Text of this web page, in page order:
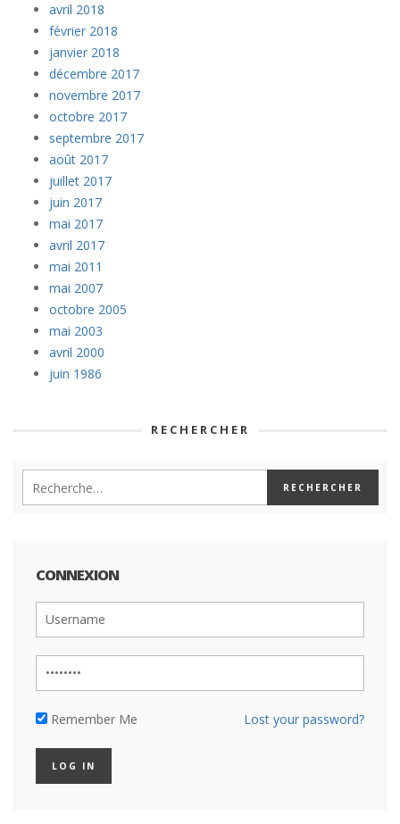
avril 2018
février 2018
janvier 2018
décembre 2017
novembre 2017
octobre 2017
septembre 2017
août 2017
juillet 2017
juin 2017
mai 2017
avril 2017
mai 2011
mai 2007
octobre 2005
mai 2003
avril 2000
juin 1986
RECHERCHER
CONNEXION
Remember Me Lost your password?